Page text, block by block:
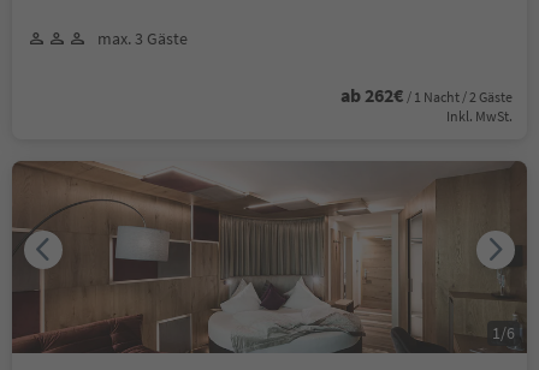
max. 3 Gäste
ab 262€ / 1 Nacht / 2 Gäste
Inkl. MwSt.
1/6